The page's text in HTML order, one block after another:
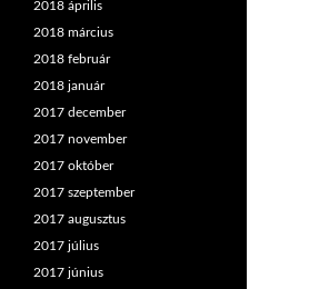
2018 április
2018 március
2018 február
2018 január
2017 december
2017 november
2017 október
2017 szeptember
2017 augusztus
2017 július
2017 június